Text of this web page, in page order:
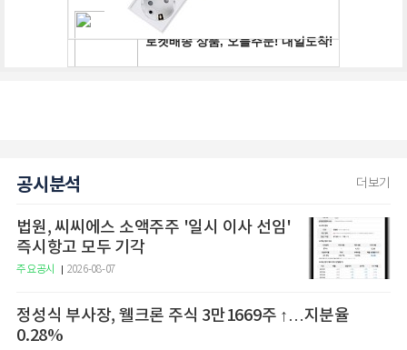
공시분석 더보기
법원, 씨씨에스 소액주주 '일시 이사 선임'
즉시항고 모두 기각
주요공시 2026-08-07
정성식 부사장, 웰크론 주식 3만1669주 ↑…지분율
0.28%